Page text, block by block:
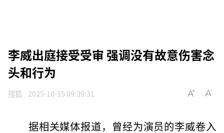
李威出庭接受受审 强调没有故意伤害念
头和行为
搜狐 2025-10-15 09:39:31
据相关媒体报道，曾经为演员的李威卷入